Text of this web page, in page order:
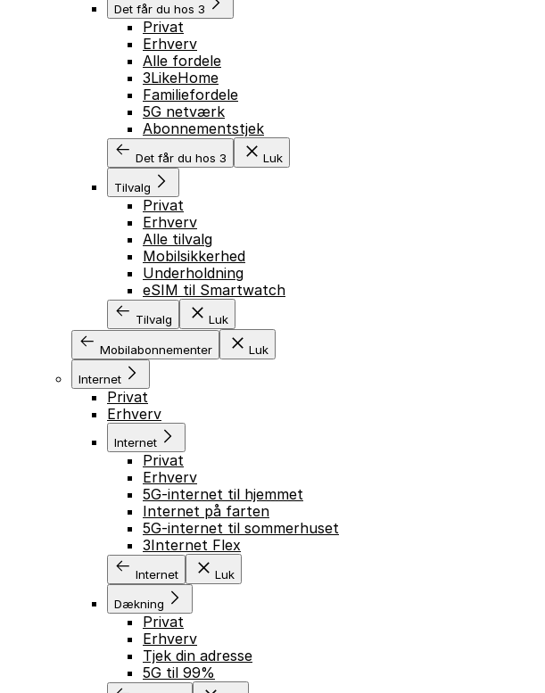
Det får du hos 3
Privat
Erhverv
Alle fordele
3LikeHome
Familiefordele
5G netværk
Abonnementstjek
Det får du hos 3 Luk
Tilvalg
Privat
Erhverv
Alle tilvalg
Mobilsikkerhed
Underholdning
eSIM til Smartwatch
Tilvalg Luk
Mobilabonnementer Luk
Internet
Privat
Erhverv
Internet
Privat
Erhverv
5G-internet til hjemmet
Internet på farten
5G-internet til sommerhuset
3Internet Flex
Internet Luk
Dækning
Privat
Erhverv
Tjek din adresse
5G til 99%